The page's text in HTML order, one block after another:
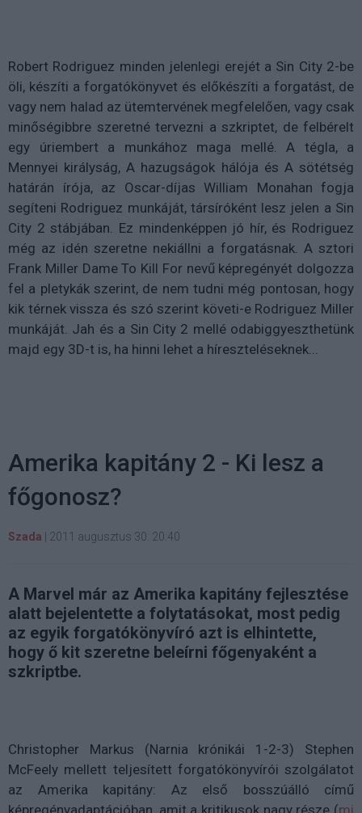
Robert Rodriguez minden jelenlegi erejét a Sin City 2-be
öli, készíti a forgatókönyvet és előkészíti a forgatást, de
vagy nem halad az ütemtervének megfelelően, vagy csak
minőségibbre szeretné tervezni a szkriptet, de felbérelt
egy úriembert a munkához maga mellé. A tégla, a
Mennyei királyság, A hazugságok hálója és A sötétség
határán írója, az Oscar-díjas William Monahan fogja
segíteni Rodriguez munkáját, társíróként lesz jelen a Sin
City 2 stábjában. Ez mindenképpen jó hír, és Rodriguez
még az idén szeretne nekiállni a forgatásnak. A sztori
Frank Miller Dame To Kill For nevű képregényét dolgozza
fel a pletykák szerint, de nem tudni még pontosan, hogy
kik térnek vissza és szó szerint követi-e Rodriguez Miller
munkáját. Jah és a Sin City 2 mellé odabiggyeszthetünk
majd egy 3D-t is, ha hinni lehet a híreszteléseknek...
Amerika kapitány 2 - Ki lesz a
főgonosz?
Szada 2011 augusztus 30. 20:40
A Marvel már az Amerika kapitány fejlesztése
alatt bejelentette a folytatásokat, most pedig
az egyik forgatókönyvíró azt is elhintette,
hogy ő kit szeretne beleírni főgenyaként a
szkriptbe.
Christopher Markus (Narnia krónikái 1-2-3) Stephen
McFeely mellett teljesített forgatókönyvírói szolgálatot
az Amerika kapitány: Az első bosszúálló című